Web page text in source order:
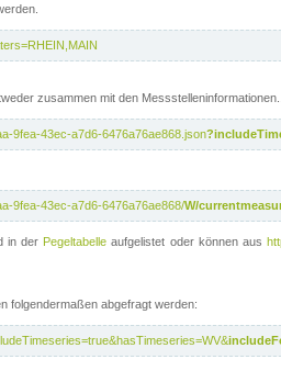
zusammen mit den Messstelleninformationen..
9fea-43ec-a7d6-6476a76ae868.json
9fea-43ec-a7d6-6476a76ae868/W/
in der Pegeltabelle aufgelistet oder können aus
folgendermaßen abgefragt werden: